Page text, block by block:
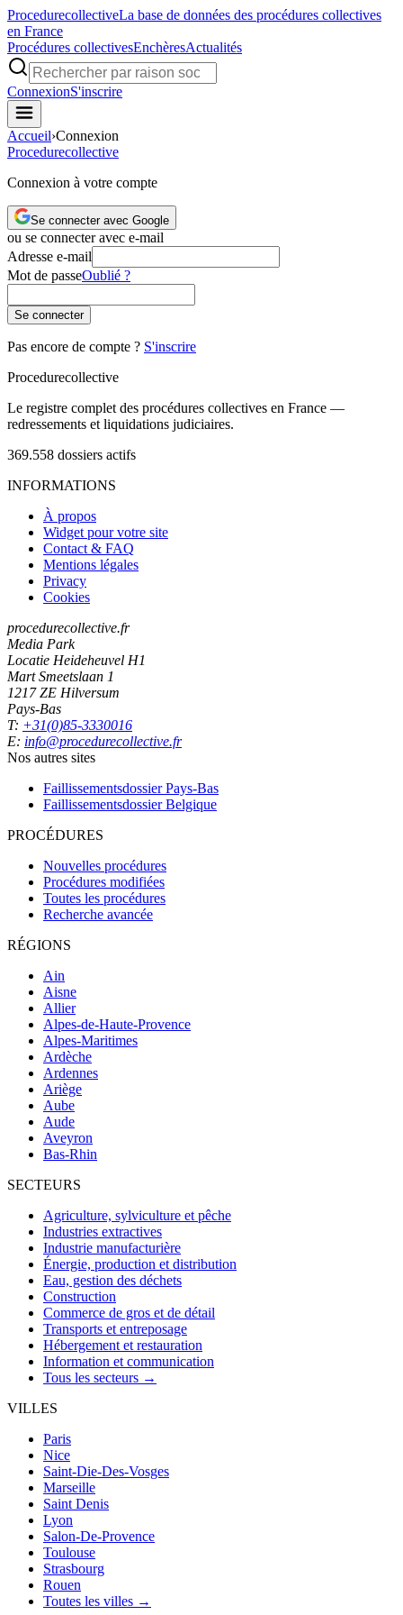
ProcedurecollectiveLa base de données des procédures collectives
en France
Procédures collectivesEnchèresActualités
ConnexionS'inscrire
Accueil›Connexion
Procedurecollective
Connexion à votre compte
Se connecter avec Google
ou se connecter avec e-mail
Adresse e-mail
Mot de passeOublié ?
Se connecter
Pas encore de compte ? S'inscrire
Procedurecollective
Le registre complet des procédures collectives en France —
redressements et liquidations judiciaires.
369.558 dossiers actifs
INFORMATIONS
À propos
Widget pour votre site
Contact & FAQ
Mentions légales
Privacy
Cookies
procedurecollective.fr
Media Park
Locatie Heideheuvel H1
Mart Smeetslaan 1
1217 ZE Hilversum
Pays-Bas
T: +31(0)85-3330016
E: info@procedurecollective.fr
Nos autres sites
Faillissementsdossier Pays-Bas
Faillissementsdossier Belgique
PROCÉDURES
Nouvelles procédures
Procédures modifiées
Toutes les procédures
Recherche avancée
RÉGIONS
Ain
Aisne
Allier
Alpes-de-Haute-Provence
Alpes-Maritimes
Ardèche
Ardennes
Ariège
Aube
Aude
Aveyron
Bas-Rhin
SECTEURS
Agriculture, sylviculture et pêche
Industries extractives
Industrie manufacturière
Énergie, production et distribution
Eau, gestion des déchets
Construction
Commerce de gros et de détail
Transports et entreposage
Hébergement et restauration
Information et communication
Tous les secteurs →
VILLES
Paris
Nice
Saint-Die-Des-Vosges
Marseille
Saint Denis
Lyon
Salon-De-Provence
Toulouse
Strasbourg
Rouen
Toutes les villes →